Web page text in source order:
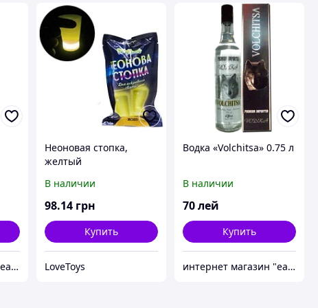
интернет магазин "easy buy"
Неоновая стопка,
желтый
В наличии
98.14 грн
Купить
LoveToys
Водка «Volchitsa» 0.75 л
В наличии
70лей
Купить
интернет магазин "easy buy"